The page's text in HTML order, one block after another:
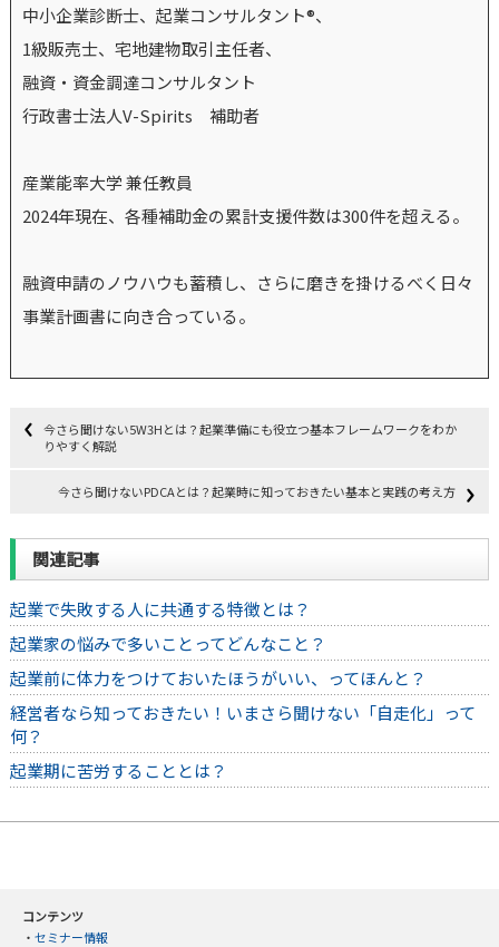
中小企業診断士、起業コンサルタント®、
1級販売士、宅地建物取引主任者、
融資・資金調達コンサルタント
行政書士法人V-Spirits 補助者
産業能率大学 兼任教員
2024年現在、各種補助金の累計支援件数は300件を超える。
融資申請のノウハウも蓄積し、さらに磨きを掛けるべく日々
事業計画書に向き合っている。
今さら聞けない5W3Hとは？起業準備にも役立つ基本フレームワークをわか
りやすく解説
今さら聞けないPDCAとは？起業時に知っておきたい基本と実践の考え方
関連記事
起業で失敗する人に共通する特徴とは？
起業家の悩みで多いことってどんなこと？
起業前に体力をつけておいたほうがいい、ってほんと？
経営者なら知っておきたい！いまさら聞けない「自走化」って
何？
起業期に苦労することとは？
コンテンツ
・ セミナー情報